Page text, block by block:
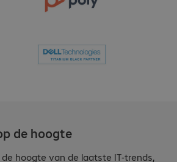
de hoogte
de hoogte van de laatste IT-trends,